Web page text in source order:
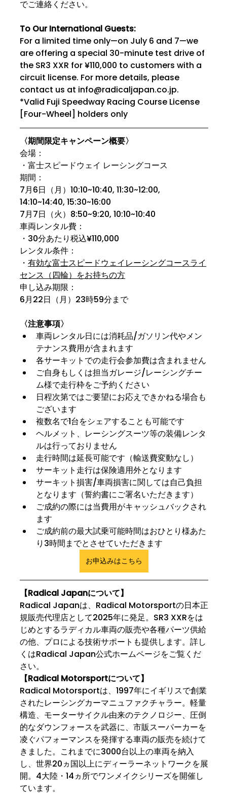
でご連絡ください。
To Our International Guests:
For a limited time only—on July 6 and 7—we
are offering a special 30-minute test drive of
the SR3 XXR for ¥110,000 to customers with a
circuit license. For more details, please
contact us at info@radicaljapan.co.jp.
*Valid Fuji Speedway Racing Course License
[Four-Wheel] holders only
〈期間限定キャンペーン概要〉
会場：
・富士スピードウェイ レーシングコース
期間：
7月6日（月）10:10~10:40, 11:30~12:00,
14:10~14:40, 15:30~16:00
7月7日（火）8:50~9:20, 10:10~10:40
車両レンタル費：
・30分あたり税込¥110,000
レンタル条件：
・有効な富士スピードウェイレーシングコースライ
センス（四輪）をお持ちの方
申し込み期限：
6月22日（月）23時59分まで
〈注意事項〉
車両レンタル日には消耗品/ガソリン代やメン
テナンス費用が含まれます
各サーキットでの走行会参加費は含まれません
ご自身もしくは担当ガレージ/レーシングチー
ム様で走行枠をご予約ください
日程次第ではご要望にお応えできかねる場合も
ございます
複数名で1台をシェアすることも可能です
ヘルメット、レーシングスーツ等の装備レンタ
ルは行っておりません
走行時間は延長可能です（輸送費変動なし）
サーキット走行は保険適用外となります
サーキット損害/車両損害に関しては自己負担
となります（誓約書にご署名いただきます）
ご成約の際には当費用がキャッシュバックされ
ます
ご成約前の最大試乗可能時間はおひとり様あた
り3時間までとさせていただきます
お申込みはこちら
【Radical Japanについて】
Radical Japanは、Radical Motorsportの日本正
規販売代理店として2025年に発足。SR3 XXRをは
じめとするラディカル車両の販売や各種パーツ供給
の他、プロによる技術サポートも提供します。詳し
くはRadical Japan公式ホームページをご覧くだ
さい。
【Radical Motorsportについて】
Radical Motorsportは、1997年にイギリスで創業
されたレーシングカーマニュファクチャラー。軽量
構造、モーターサイクル由来のテクノロジー、圧倒
的なダウンフォースを武器に、市販スーパーカーを
凌ぐパフォーマンスを発揮する車両の販売を続けて
きました。これまでに3000台以上の車両を納入
し、世界20ヵ国以上にディーラーネットワークを展
開。4大陸・14ヵ所でワンメイクシリーズを開催し
ています。